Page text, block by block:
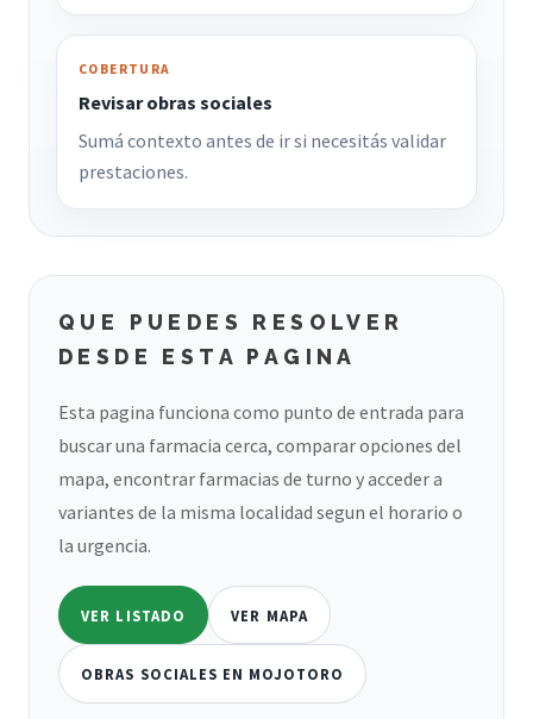
COBERTURA
Revisar obras sociales
Sumá contexto antes de ir si necesitás validar
prestaciones.
QUE PUEDES RESOLVER
DESDE ESTA PAGINA
Esta pagina funciona como punto de entrada para
buscar una farmacia cerca, comparar opciones del
mapa, encontrar farmacias de turno y acceder a
variantes de la misma localidad segun el horario o
la urgencia.
VER LISTADO VER MAPA
OBRAS SOCIALES EN MOJOTORO